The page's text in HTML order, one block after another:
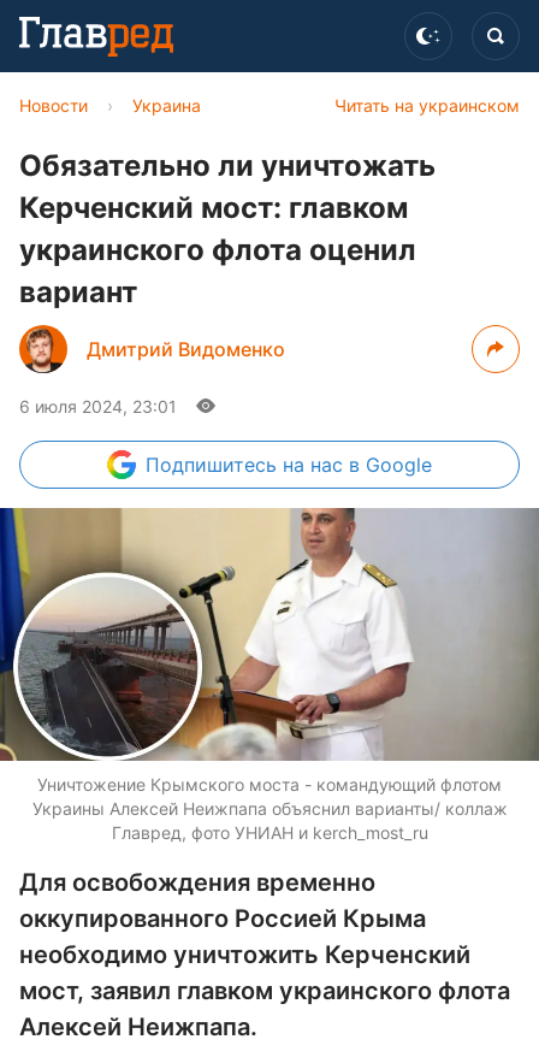
Читать на украинском
Новости › Украина
Обязательно ли уничтожать
Керченский мост: главком
украинского флота оценил
вариант
Дмитрий Видоменко
6 июля 2024, 23:01
Подпишитесь на нас в Google
Уничтожение Крымского моста - командующий флотом
Украины Алексей Неижпапа объяснил варианты/ коллаж
Главред, фото УНИАН и kerch_most_ru
Для освобождения временно
оккупированного Россией Крыма
необходимо уничтожить Керченский
мост, заявил главком украинского флота
Алексей Неижпапа.